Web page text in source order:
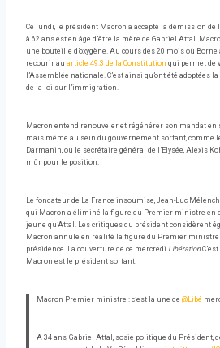
Ce lundi, le président Macron a accepté la démission de
à 62 ans est en âge d’être la mère de Gabriel Attal.
une bouteille d’oxygène. Au cours des 20 mois où
recourir au article 49.3 de la Constitution qui permet de
l’Assemblée nationale. C’est ainsi qu’ont été adoptées
de la loi sur l’immigration.
Macron entend renouveler et régénérer son mandat en
mais même au sein du gouvernement sortant, comme
Darmanin, ou le secrétaire général de l’Elysée, Alexis
mûr pour le position.
Le fondateur de La France insoumise, Jean-Luc
qui Macron a éliminé la figure du Premier ministre en
jeune qu’Attal. Les critiques du président considèrent
Macron annule en réalité la figure du Premier ministre
présidence. La couverture de ce mercredi Libération
Macron est le président sortant.
Macron Premier ministre : c’est la une de @Libé
A 34 ans, Gabriel Attal, sosie politique du Président,